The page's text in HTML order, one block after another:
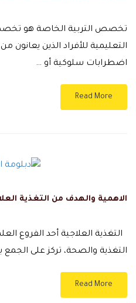
تخصص التربية الخاصة هو تخصص
التعليمية للأفراد الذين يعانون
اضطرابات سلوكية أو …
Read More
الاهمية والهدف من التغذية
التغذية العلاجية أحد الفروع
التغذية والصحة، تركز على الجمع
Read More